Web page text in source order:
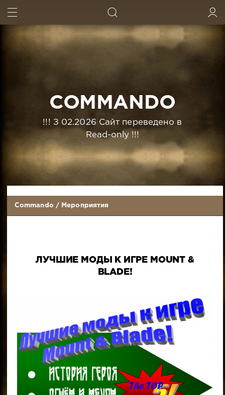
COMMANDO
!!! З 02.2026 Сайт переведено в
Read-only !!!
Commando / Мероприятия
ЛУЧШИЕ МОДЫ К ИГРЕ MOUNT &
BLADE!